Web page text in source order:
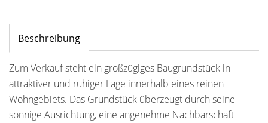
Beschreibung
Zum Verkauf steht ein großzügiges Baugrundstück in
attraktiver und ruhiger Lage innerhalb eines reinen
Wohngebiets. Das Grundstück überzeugt durch seine
sonnige Ausrichtung, eine angenehme Nachbarschaft